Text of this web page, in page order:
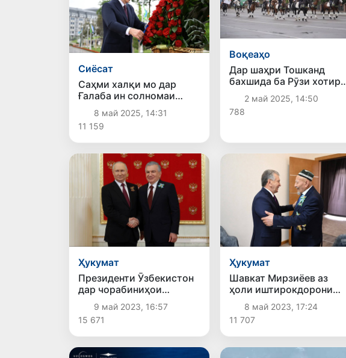
Сиёсат
Саҳми халқи мо дар
Ғалаба ин солномаи
ҷасорат ва қаҳрамонии
ҳақиқӣ аст
8 май 2025, 14:31
11 159
Воқеаҳо
Дар шаҳри Тошканд
бахшида ба Рӯзи хотира
ва қадр паради
аспсаворӣ баргузор
мегардад
2 май 2025, 14:50
788
Ҳукумат
Президенти Ӯзбекистон
дар чорабиниҳои
тантанавӣ ба
муносибати 78-умин
солгарди Ғалаба
иштирок кард
9 май 2023, 16:57
15 671
Ҳукумат
Шавкат Мирзиёев аз
ҳоли иштирокдорони
Ҷанги дуюми ҷаҳон
хабар гирифт
8 май 2023, 17:24
11 707